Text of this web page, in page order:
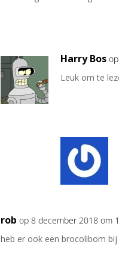
Harry Bos
Leuk om te
rob op 8 december 2018 om
heb er ook een brocolibom